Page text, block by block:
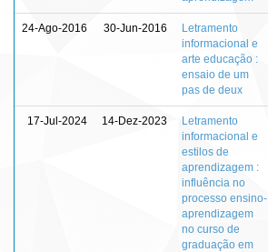
24-Ago-2016 30-Jun-2016
Letramento
informacional e
arte educação :
ensaio de um
pas de deux
17-Jul-2024 14-Dez-2023
Letramento
informacional e
estilos de
aprendizagem :
influência no
processo ensino-
aprendizagem
no curso de
graduação em